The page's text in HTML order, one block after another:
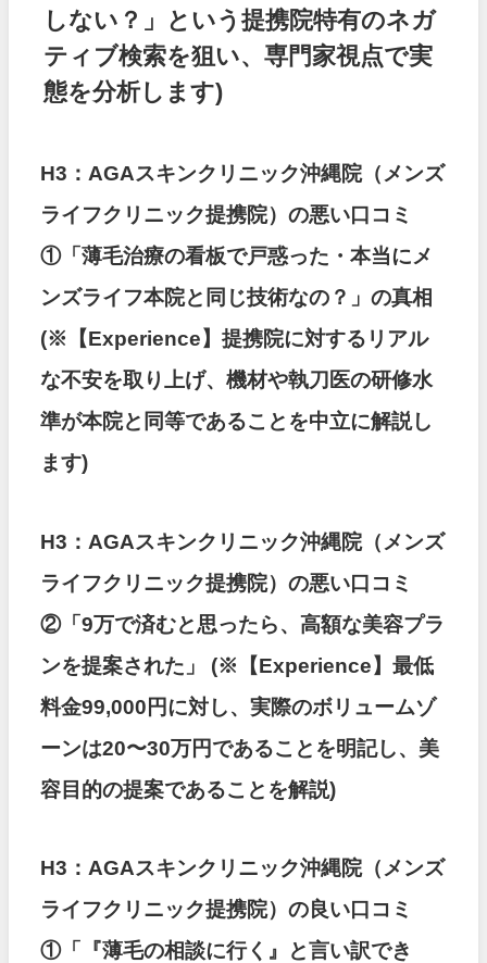
しない？」という提携院特有のネガ
ティブ検索を狙い、専門家視点で実
態を分析します)
H3：AGAスキンクリニック沖縄院（メンズ
ライフクリニック提携院）の悪い口コミ
①「薄毛治療の看板で戸惑った・本当にメ
ンズライフ本院と同じ技術なの？」の真相
(※【Experience】提携院に対するリアル
な不安を取り上げ、機材や執刀医の研修水
準が本院と同等であることを中立に解説し
ます)
H3：AGAスキンクリニック沖縄院（メンズ
ライフクリニック提携院）の悪い口コミ
②「9万で済むと思ったら、高額な美容プラ
ンを提案された」 (※【Experience】最低
料金99,000円に対し、実際のボリュームゾ
ーンは20〜30万円であることを明記し、美
容目的の提案であることを解説)
H3：AGAスキンクリニック沖縄院（メンズ
ライフクリニック提携院）の良い口コミ
①「『薄毛の相談に行く』と言い訳でき